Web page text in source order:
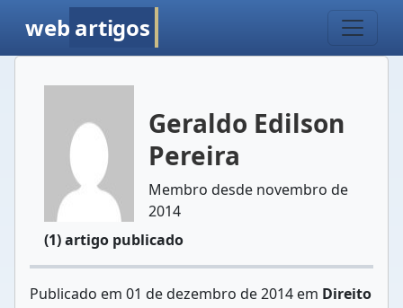
web artigos
Geraldo Edilson
Pereira
Membro desde novembro de
2014
(1) artigo publicado
Publicado em 01 de dezembro de 2014 em Direito